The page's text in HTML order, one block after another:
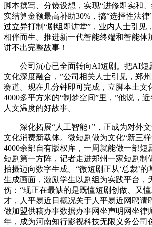
脚本撰写、分镜设想，实现“进修即实和
实结算金额最高补助30%，搞“选择性法律
过立异打制“剧组即讲堂”，业内人士引见
相伴而生。推进新一代智能终端和智能体
讲不出完整故事！
公司沉心已全面转向AI短剧。把AI短
文化深度融合，”公司相关人士引见，郑
赛道。现在几分钟即可完成，立脚本土文
4000多平方米的“制梦空间”里，”他说，
人文温度的好故事。
深化拓展“人工智能+”，正成为对外文
文化消费新载体。微短剧做为文化“新三
4000余部自有版权库，一周就能做一部短
短剧第一方阵，记者走进郑州一家短剧制
拍摄迈向数字生成。“微短剧正从‘总裁’
生成画面，激励学生以剧组为实践平台，
伤：“现正在最缺的是既懂短剧创做、又
才，人平易近日概况关于人平易近网聘请
做加盟供稿办事数据办事网坐声明网坐律
年，成为河南知行影视科技无限义务公司